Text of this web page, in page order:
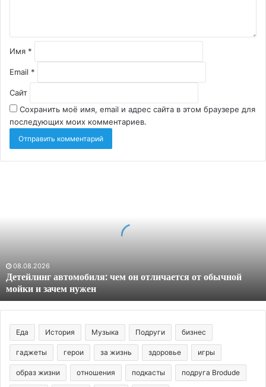
Имя *
Email *
Сайт
Сохранить моё имя, email и адрес сайта в этом браузере для
последующих моих комментариев.
мойки
зачем
нужен
08.08.2026
Детейлинг автомобиля: чем он отличается от обычной
мойки и зачем нужен
Еда История Музыка Подруги бизнес
гаджеты герои за жизнь здоровье игры
образ жизни отношения подкасты подруга Brodude